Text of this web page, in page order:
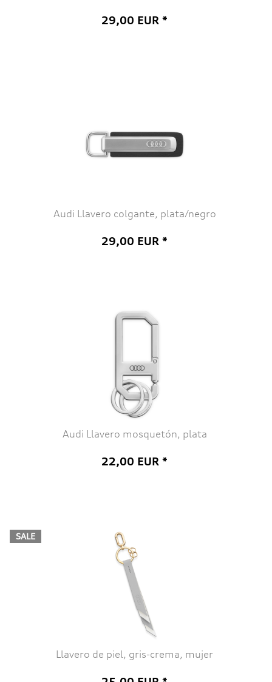
29,00 EUR *
Audi Llavero colgante, plata/negro
29,00 EUR *
Audi Llavero mosquetón, plata
22,00 EUR *
SALE
Llavero de piel, gris-crema, mujer